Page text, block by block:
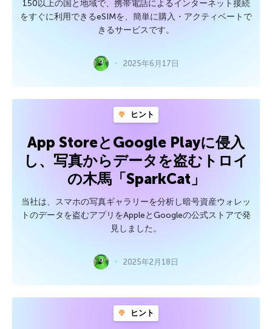
150以上の国と地域で、携帯電話によるインターネット接続
をすぐに利用できるeSIMを、簡単に購入・アクティベートで
きるサービスです。
2025年6月17日
ヒント
App StoreとGoogle Playに侵入
し、写真からデータを盗むトロイ
の木馬「SparkCat」
当社は、スマホの写真ギャラリーを分析し暗号資産ウォレッ
トのデータを盗むアプリをAppleとGoogleの公式ストアで発
見しました。
2025年2月18日
ヒント